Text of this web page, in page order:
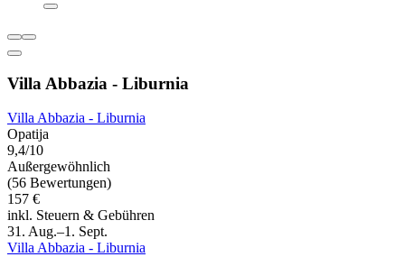
Villa Abbazia - Liburnia
Villa Abbazia - Liburnia
Opatija
9,4/10
Außergewöhnlich
(56 Bewertungen)
157 €
inkl. Steuern & Gebühren
31. Aug.–1. Sept.
Villa Abbazia - Liburnia